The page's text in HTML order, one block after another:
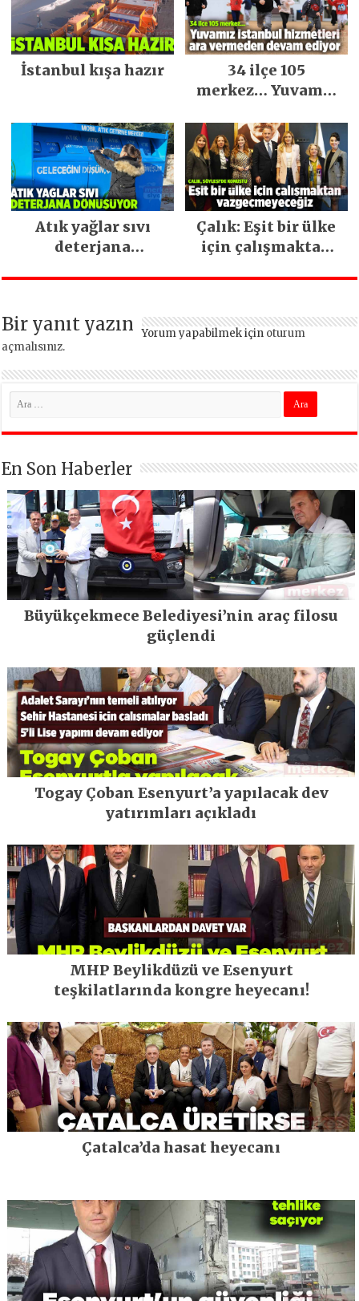
İstanbul kışa hazır
34 ilçe 105
merkez… Yuvamız
ara vermeden
devam ediyor
Atık yağlar sıvı
deterjana
Çalık: Eşit bir ülke
için çalışmaktan
Bir yanıt yazın Yorum yapabilmek için oturum
açmalısınız.
En Son Haberler
Büyükçekmece Belediyesi’nin araç filosu
güçlendi
Togay Çoban Esenyurt’a yapılacak dev
yatırımları açıkladı
MHP Beylikdüzü ve Esenyurt
teşkilatlarında kongre heyecanı!
Çatalca’da hasat heyecanı